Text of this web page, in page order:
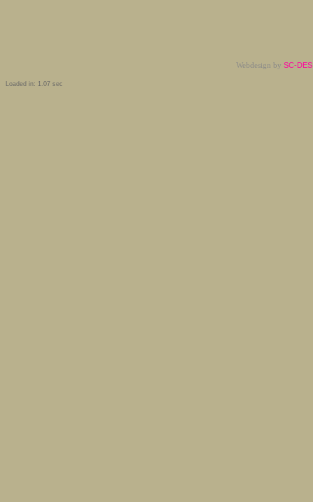
Webdesign by SC-
Loaded in: 1.07 sec